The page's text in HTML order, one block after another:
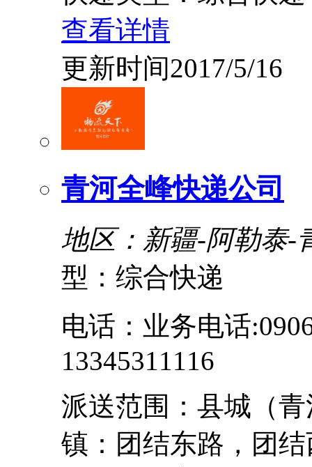
查看详情
更新时间2017/5/16
青河全峰快递公司
地区：新疆-阿勒泰-
型：综合快递
电话：业务电话
13345311116
派送范围：县城（
镇：团结东路，团